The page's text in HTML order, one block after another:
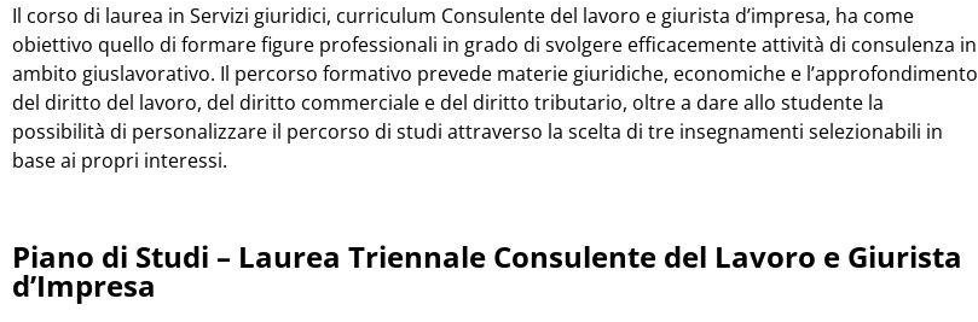
Il corso di laurea in Servizi giuridici, curriculum Consulente del lavoro e giurista d’impresa, ha come
obiettivo quello di formare figure professionali in grado di svolgere efficacemente attività di consulenza in
ambito giuslavorativo. Il percorso formativo prevede materie giuridiche, economiche e l’approfondimento
del diritto del lavoro, del diritto commerciale e del diritto tributario, oltre a dare allo studente la
possibilità di personalizzare il percorso di studi attraverso la scelta di tre insegnamenti selezionabili in
base ai propri interessi.
Piano di Studi – Laurea Triennale Consulente del Lavoro e Giurista
d’Impresa